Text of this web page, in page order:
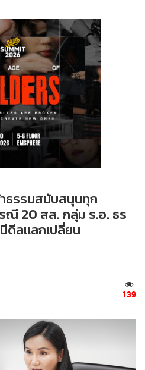
ธรรมสนับสนุนทุก
ณี 20 สส. กลุ่ม ร.อ. ธร
ดีลแลกเปลี่ยน
139